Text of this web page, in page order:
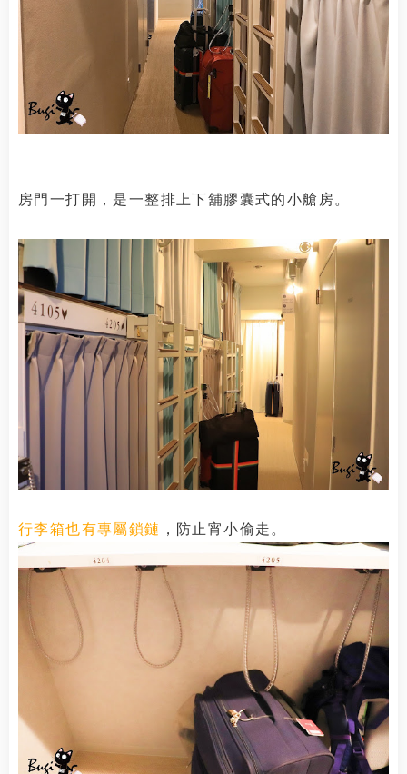
房門一打開，是一整排上下舖膠囊式的小艙房。
行李箱也有專屬鎖鏈 ，防止宵小偷走。